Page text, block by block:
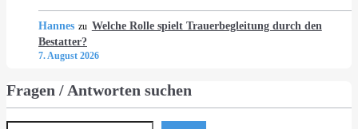
Hannes zu Welche Rolle spielt Trauerbegleitung durch den
Bestatter?
7. August 2026
Fragen / Antworten suchen